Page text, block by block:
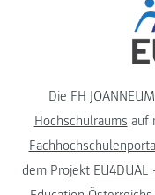
Die FH
Hochschulraums auf
dem Projekt